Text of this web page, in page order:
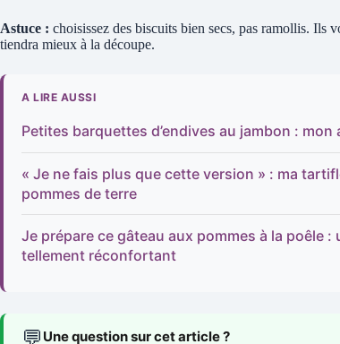
Astuce : choisissez des biscuits bien secs, pas ramollis. Ils
tiendra mieux à la découpe.
A LIRE AUSSI
Petites barquettes d’endives au jambon :
« Je ne fais plus que cette version » : ma
pommes de terre
Je prépare ce gâteau aux pommes à la poêle
tellement réconfortant
💬 Une question sur cet article ?